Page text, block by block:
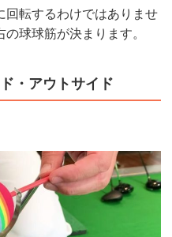
回転するわけではありませ
球球筋が決まります。
・アウトサイド